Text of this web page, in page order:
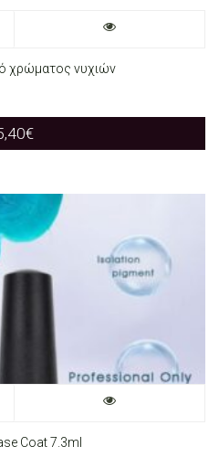
χρώματος νυχιών
€
Coat 7.3ml